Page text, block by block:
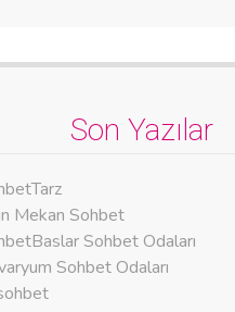
Son Yazılar
Mekan Sohbet
Sohbet Odaları
Sohbet Odaları